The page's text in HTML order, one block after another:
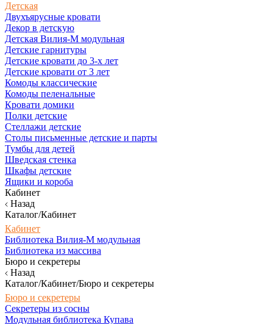
Детская
Двухъярусные кровати
Декор в детскую
Детская Вилия-М модульная
Детские гарнитуры
Детские кровати до 3-х лет
Детские кровати от 3 лет
Комоды классические
Комоды пеленальные
Кровати домики
Полки детские
Стеллажи детские
Столы письменные детские и парты
Тумбы для детей
Шведская стенка
Шкафы детские
Ящики и короба
Кабинет
Назад
Каталог/Кабинет
Кабинет
Библиотека Вилия-М модульная
Библиотека из массива
Бюро и секретеры
Назад
Каталог/Кабинет/Бюро и секретеры
Бюро и секретеры
Секретеры из сосны
Модульная библиотека Купава